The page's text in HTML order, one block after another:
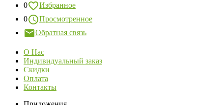
0
Избранное
0
Просмотренное
Обратная связь
О Нас
Индивидуальный заказ
Скидки
Оплата
Контакты